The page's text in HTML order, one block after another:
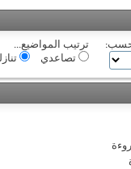
حسب:
ترتيب المواضيع...
تصاعدي